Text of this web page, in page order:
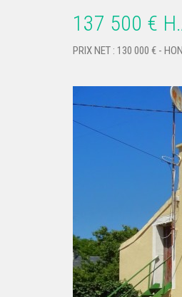
137 500 €
PRIX NET : 130 000 € -